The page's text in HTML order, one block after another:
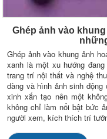
Ghép ảnh vào
Ghép ảnh vào khung ảnh
xanh là một xu hướng
trang trí nội thất và nghệ
dàng và hình ảnh sinh
xinh xắn tạo nên một
không chỉ làm nổi bật bức
người xem, kích thích trí